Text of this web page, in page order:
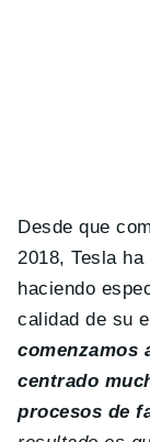
Desde que
2018, Tesla
haciendo
calidad de su
comenzamos
centrado
procesos de